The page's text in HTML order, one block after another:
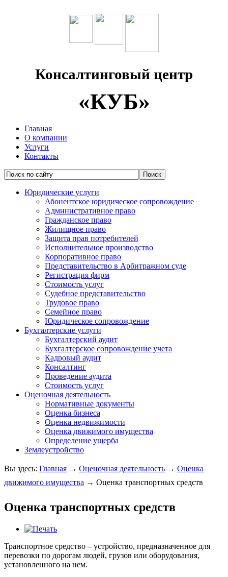
Консалтинговый центр
«КУБ»
Главная
О компании
Услуги
Контакты
Юридические услуги
Абонентское юридическое сопровождение
Административное право
Гражданское право
Жилищное право
Защита прав потребителей
Исполнительное производство
Корпоративное право
Представительство в Арбитражном суде
Регистрация фирм
Стоимость уcлуг
Судебное представительство
Трудовое право
Семейное право
Юридическое сопровождение
Бухгалтерские услуги
Бухгалтерский аудит
Бухгалтерское сопровождение учета
Кадровый аудит
Консалтинг
Проведение аудита
Стоимость услуг
Оценочная деятельность
Нормативные документы
Оценка бизнеса
Оценка недвижимости
Оценка движимого имущества
Определение ущерба
Землеустройство
Вы здесь: Главная → Оценочная деятельность → Оценка
движимого имущества → Оценка транспортных средств
Оценка транспортных средств
Транспортное средство – устройство, предназначенное для
перевозки по дорогам людей, грузов или оборудования,
установленного на нем.